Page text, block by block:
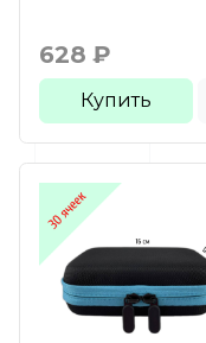
628 ₽
Купить